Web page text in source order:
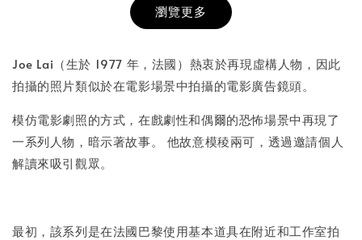
NT$ 50
NT$ 100
- +
加入購物車
瀏覽更多
Joe Lai（生於 1977 年，法國）熱衷於再現虛構人物，因此
拍攝的照片類似於在電影場景中拍攝的電影廣告鏡頭。
模仿電影劇照的方式，在戲劇性和偶爾的恐怖場景中再現了
一系列人物，暗示著故事。 他故意模稜兩可，透過邀請個人
解讀來吸引觀眾。
最初，該系列是在法國巴黎使用基本道具在附近和工作室拍